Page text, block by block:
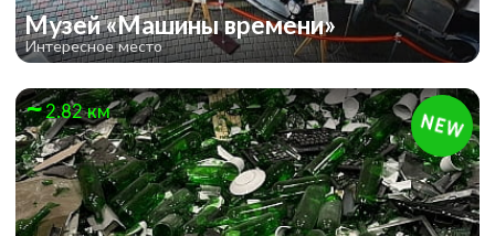
Музей «Машины времени»
Интересное место
2.82 км